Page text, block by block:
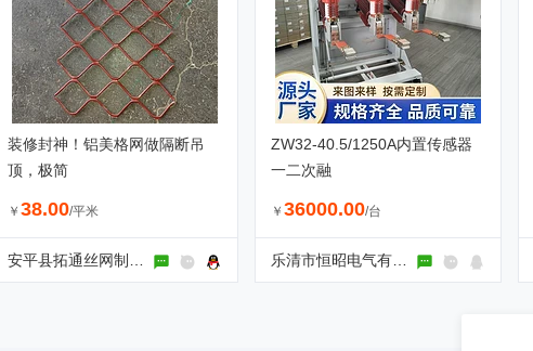
装修封神！铝美格网做隔断吊
顶，极简
￥ 38.00/平米
ZW32-40.5/1250A内置传感器
一二次融
￥ 36000.00/台